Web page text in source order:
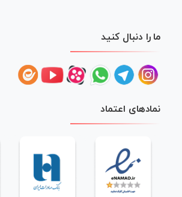
ما را دنبال کنید
نمادهای اعتماد